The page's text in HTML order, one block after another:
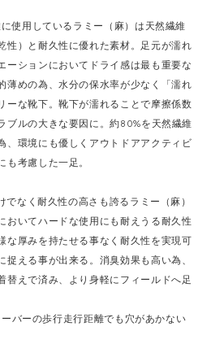
使用しているラミー（麻）は天然繊維
性）と耐久性に優れた素材。足元が濡れ
ーションにおいてドライ感は最も重要な
薄めの為、水分の保水率が少なく「濡れ
ーな靴下。靴下が濡れることで摩擦係数
ブルの大きな要因に。約80%を天然繊維
、環境にも優しくアウトドアアクティビ
も考慮した一足。
なく耐久性の高さも誇るラミー（麻）
おいてハードな使用にも耐えうる耐久性
な厚みを持たせる事なく耐久性を実現可
える事が出来る。消臭効果も高い為、
替えで済み、より身軽にフィールドへ足
バーの歩行走行距離でも穴があかない